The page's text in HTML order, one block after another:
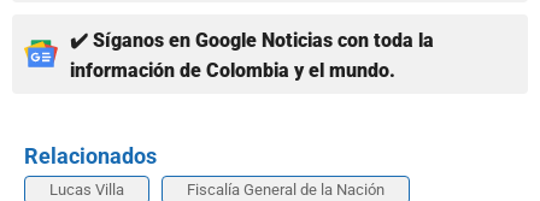
✔️ Síganos en Google Noticias con toda la
información de Colombia y el mundo.
Relacionados
Lucas Villa Fiscalía General de la Nación